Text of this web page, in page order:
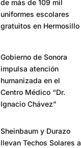
de más de 109 mil
uniformes escolares
gratuitos en Hermosillo
Gobierno de Sonora
impulsa atención
humanizada en el
Centro Médico “Dr.
Ignacio Chávez”
Sheinbaum y Durazo
llevan Techos Solares a